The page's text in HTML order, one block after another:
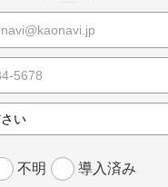
不明 導入済み